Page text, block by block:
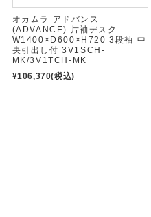
オカムラ アドバンス
(ADVANCE) 片袖デスク
W1400×D600×H720 3段袖 中
央引出し付 3V1SCH-
MK/3V1TCH-MK
¥106,370(税込)